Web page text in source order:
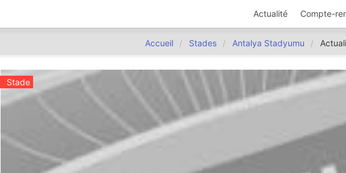
Actualité Compte-
Accueil Stades Antalya Stadyumu
Stade